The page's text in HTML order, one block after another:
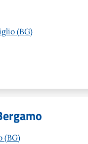
(BG)
(BG)